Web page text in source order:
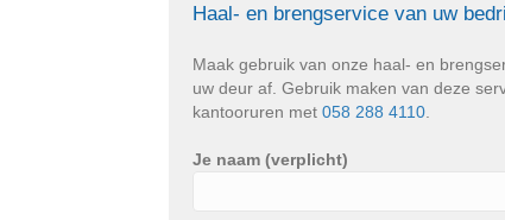
Haal- en brengservice van uw
Maak gebruik van onze haal- en
uw deur af. Gebruik maken van deze
kantooruren met 058 288 4110
Je naam (verplicht)